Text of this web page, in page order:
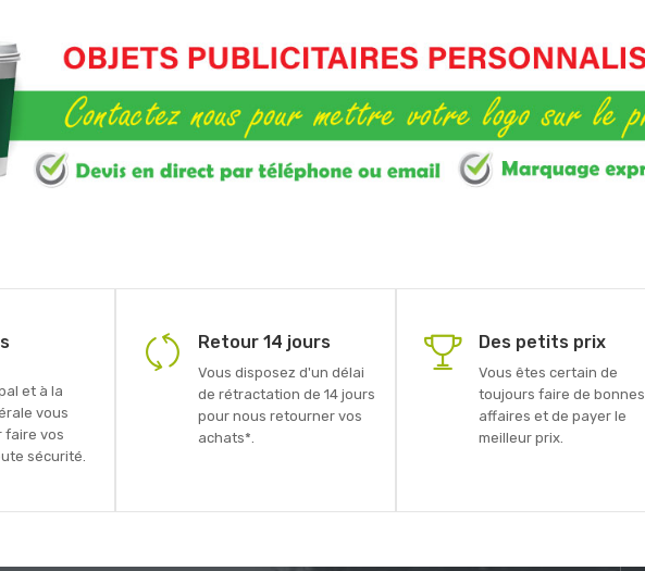
et à la
vous
faire vos
sécurité.
Retour 14 jours
Vous disposez d'un délai
de rétractation de 14 jours
pour nous retourner vos
achats*.
Des petits prix
Vous êtes certain de
toujours faire de bonnes
affaires et de payer le
meilleur prix.